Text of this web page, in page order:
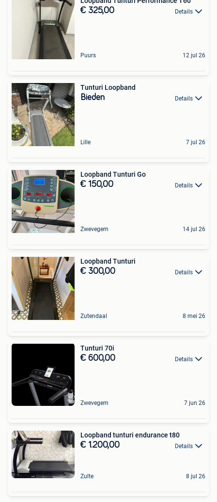
€ 325,00 Details
Puurs 12 jul 26
Tunturi Loopband
Bieden Details
Lille 7 jul 26
Loopband Tunturi Go
€ 150,00 Details
Zwevegem 14 jul 26
Loopband Tunturi
€ 300,00 Details
Zutendaal 8 mei 26
Tunturi 70i
€ 600,00 Details
Zwevegem 7 jun 26
Loopband tunturi endurance t80
€ 1.200,00 Details
Zulte 8 jul 26